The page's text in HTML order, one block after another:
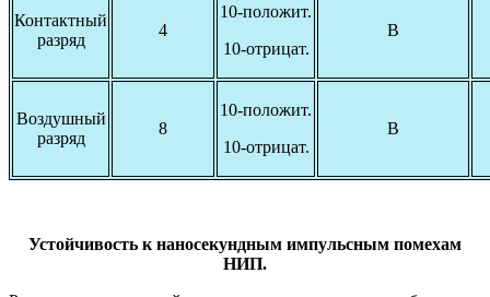
Контактный
разряд
4
10-положит.
10-отрицат.
В
Воздушный
разряд
8
10-положит.
10-отрицат.
В
Устойчивость к наносекундным импульсным помехам
НИП.